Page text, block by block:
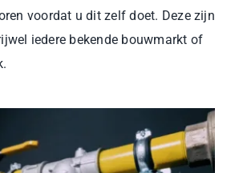
voordat u dit zelf doet. Deze zijn
iedere bekende bouwmarkt of